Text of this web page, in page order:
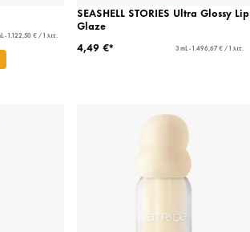
- 1.122,50 € / 1 λίτ.
SEASHELL STORIES Ultra Glossy Lip
Glaze
4,49 €*
3 mL - 1.496,67 € / 1 λίτ.